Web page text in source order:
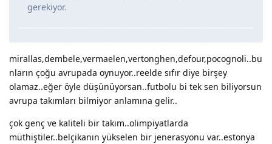
gerekiyor.
mirallas,dembele,vermaelen,vertonghen,defour,pocognoli..bu
nların çoğu avrupada oynuyor..reelde sıfır diye birşey
olamaz..eğer öyle düşünüyorsan..futbolu bi tek sen biliyorsun
avrupa takımları bilmiyor anlamına gelir..
çok genç ve kaliteli bir takım..olimpiyatlarda
müthiştiler..belçikanın yükselen bir jenerasyonu var..estonya